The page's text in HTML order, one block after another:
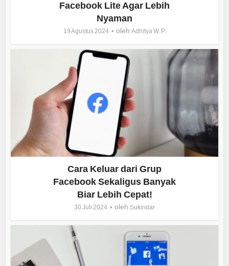
Facebook Lite Agar Lebih
Nyaman
19 Agustus 2024 oleh Adhitya W. P.
Cara Keluar dari Grup
Facebook Sekaligus Banyak
Biar Lebih Cepat!
30 Juli 2024 oleh Sukindar